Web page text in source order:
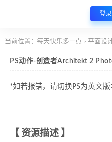
登录
当前位置： 每天快乐多一点 > 平面设
PS动作-创造者Architekt 2
*如若报错，请切换PS为英文版
【 资源描述 】